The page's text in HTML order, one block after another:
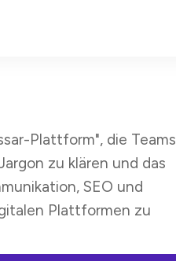
Plattform", die Teams
zu klären und das
SEO und
Plattformen zu